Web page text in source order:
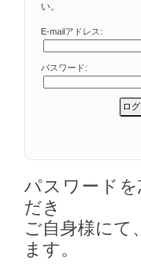
い。
E-mailアドレス:
パスワード:
パスワード
だき
ご自身様にて
ます。